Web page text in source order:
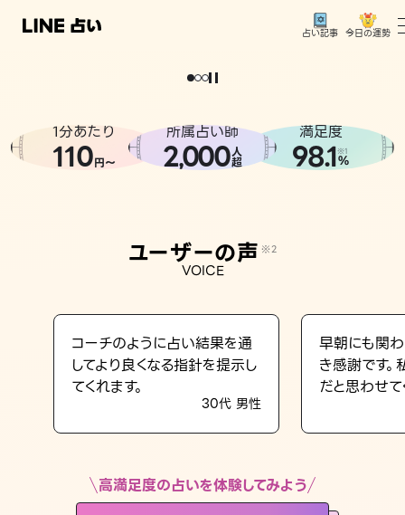
占い記事 今日の運勢
相談事例
LINE占いを開く
※LINEアプリ内のサービスページへ遷移します
どうせなら
。
1分あたり
110円〜
所属占い師
2,000人
超
満足度
98.1※1
%
ユーザーの声 ※2
VOICE
コーチのように占い結果を通
してより良くなる指針を提示し
てくれます。
30代 男性
早朝にも関
き感謝です
だと思わせて
高満足度の占いを体験してみよう